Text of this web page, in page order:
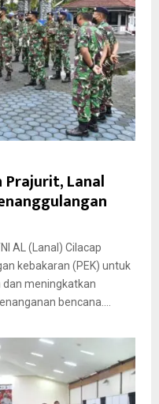
Lanal
AL (Lanal) Cilacap
kebakaran (PEK) untuk
meningkatkan
bencana....